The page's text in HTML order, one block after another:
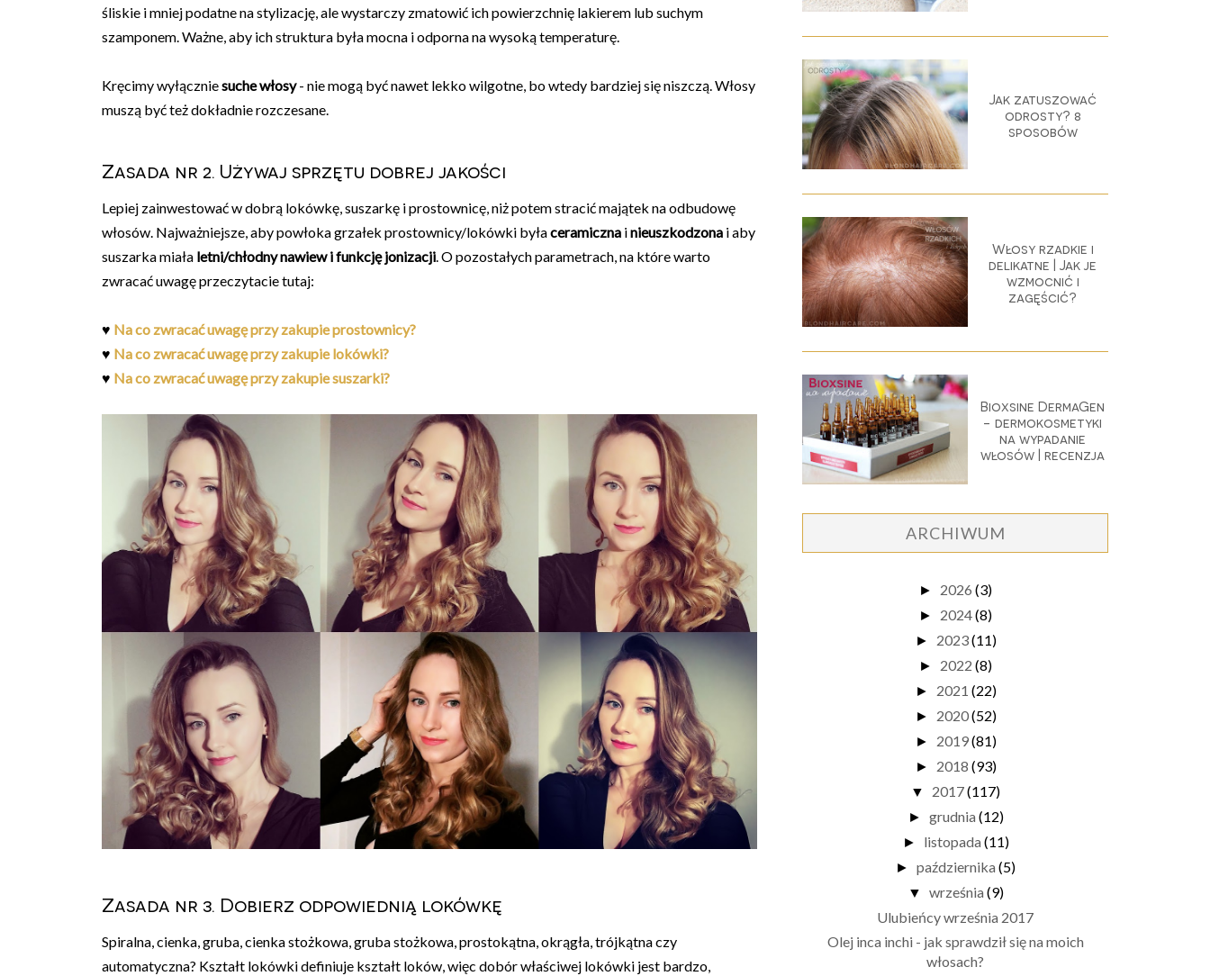
śliskie i mniej podatne na stylizację, ale wystarczy zmatowić ich powierzchnię lakierem lub suchym
szamponem. Ważne, aby ich struktura była mocna i odporna na wysoką temperaturę.
Kręcimy wyłączniesuche włosy- nie mogą być nawet lekko wilgotne, bo wtedy bardziej się niszczą. Włosy
muszą być też dokładnie rozczesane.
Zasada nr 2. Używaj sprzętu dobrej jakości
Lepiej zainwestować w dobrą lokówkę, suszarkę i prostownicę, niż potem stracić majątek na odbudowę
włosów. Najważniejsze, aby powłoka grzałek prostownicy/lokówki byłaceramiczna inieuszkodzona i aby
suszarka miała letni/chłodny nawiew i funkcję jonizacji. O pozostałych parametrach, na które warto
zwracać uwagę przeczytacie tutaj:
♥ Na co zwracać uwagę przy zakupie prostownicy?
♥ Na co zwracać uwagę przy zakupie lokówki?
♥ Na co zwracać uwagę przy zakupie suszarki?
Zasada nr 3. Dobierz odpowiednią lokówkę
Spiralna, cienka, gruba, cienka stożkowa, gruba stożkowa, prostokątna, okrągła, trójkątna czy
automatyczna? Kształt lokówki definiuje kształt loków, więc dobór właściwej lokówki jest bardzo,
Jak zatuszować
odrosty? 8
sposobów
Włosy rzadkie i
delikatne | Jak je
wzmocnić i
zagęścić?
Bioxsine DermaGen
- dermokosmetyki
na wypadanie
włosów | recenzja
ARCHIWUM
► 2026 (3)
► 2024(8)
► 2023(11)
► 2022 (8)
► 2021 (22)
► 2020(52)
► 2019(81)
► 2018 (93)
▼ 2017(117)
► grudnia (12)
► listopada (11)
► października (5)
▼ września (9)
Ulubieńcy września 2017
Olej inca inchi - jak sprawdził się na moich
włosach?